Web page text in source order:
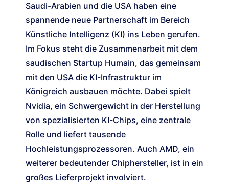
Saudi-Arabien und die USA haben eine
spannende neue Partnerschaft im Bereich
Künstliche Intelligenz (KI) ins Leben gerufen.
Im Fokus steht die Zusammenarbeit mit dem
saudischen Startup Humain, das gemeinsam
mit den USA die KI-Infrastruktur im
Königreich ausbauen möchte. Dabei spielt
Nvidia, ein Schwergewicht in der Herstellung
von spezialisierten KI-Chips, eine zentrale
Rolle und liefert tausende
Hochleistungsprozessoren. Auch AMD, ein
weiterer bedeutender Chiphersteller, ist in ein
großes Lieferprojekt involviert.